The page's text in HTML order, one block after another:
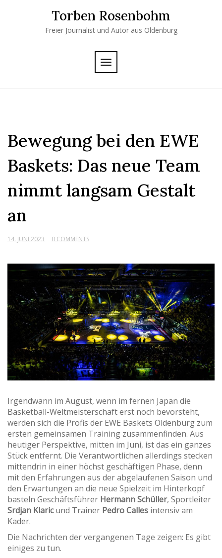
Torben Rosenbohm
Freier Journalist und Autor aus Oldenburg
TOGGLE
NAVIGATION
Bewegung bei den EWE
Baskets: Das neue Team
nimmt langsam Gestalt
an
14. JUNI 2023 0 COMMENTS
Irgendwann im August, wenn im fernen Japan die
Basketball-Weltmeisterschaft erst noch bevorsteht,
werden sich die Profis der EWE Baskets Oldenburg zum
ersten gemeinsamen Training zusammenfinden. Aus
heutiger Perspektive, mitten im Juni, ist das ein ganzes
Stück entfernt. Die Verantwortlichen allerdings stecken
mittendrin in einer höchst geschäftigen Phase, denn
mit den Erfahrungen aus der abgelaufenen Saison und
den Erwartungen an die neue Spielzeit im Hinterkopf
basteln Geschäftsführer Hermann Schüller, Sportleiter
Srdjan Klaricund Trainer Pedro Calles intensiv am
Kader.
Die Nachrichten der vergangenen Tage zeigen: Es gibt
einiges zu tun.